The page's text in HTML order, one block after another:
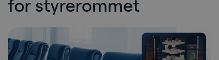
for styrerommet